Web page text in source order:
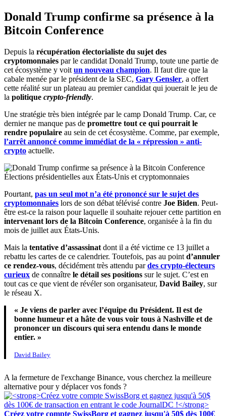
Donald Trump confirme sa présence à la
Bitcoin Conference
Depuis la récupération électorialiste du sujet des
cryptomonnaies par le candidat Donald Trump, toute une partie de
cet écosystème y voit un nouveau champion. Il faut dire que la
cabale menée par le président de la SEC, Gary Gensler, a offert
cette réalité sur un plateau au premier candidat qui jouerait le jeu de
la politique crypto-friendly.
Une stratégie très bien intégrée par le camp Donald Trump. Car, ce
dernier ne manque pas de promettre tout ce qui pourrait le
rendre populaire au sein de cet écosystème. Comme, par exemple,
l’arrêt annoncé comme immédiat de la « répression » anti-
crypto actuelle.
Élections présidentielles aux États-Unis et cryptomonnaies
Pourtant, pas un seul mot n’a été prononcé sur le sujet des
cryptomonnaies lors de son débat télévisé contre Joe Biden. Peut-
être est-ce la raison pour laquelle il souhaite rejouer cette partition en
intervenant lors de la Bitcoin Conference, organisée à la fin du
mois de juillet aux États-Unis.
Mais la tentative d’assassinat dont il a été victime ce 13 juillet a
rebattu les cartes de ce calendrier. Toutefois, pas au point d’annuler
ce rendez-vous, décidément très attendu pardes crypto-électeurs
curieux de connaître le détail ses positions sur le sujet. C’est en
tout cas ce que vient de révéler son organisateur, David Bailey, sur
le réseau X.
« Je viens de parler avec l’équipe du Président. Il est de
bonne humeur et a hâte de vous voir tous à Nashville et de
prononcer un discours qui sera entendu dans le monde
entier. »
David Bailey
A la fermeture de l'exchange Binance, vous cherchez la meilleure
alternative pour y déplacer vos fonds ?
Créez votre compte SwissBorg et gagnez jusqu'à 50$ dès 100€